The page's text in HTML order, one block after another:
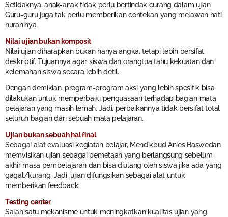
Setidaknya, anak-anak tidak perlu bertindak curang dalam ujian.
Guru-guru juga tak perlu memberikan contekan yang melawan hati
nuraninya.
Nilai ujian bukan komposit
Nilai ujian diharapkan bukan hanya angka, tetapi lebih bersifat
deskriptif. Tujuannya agar siswa dan orangtua tahu kekuatan dan
kelemahan siswa secara lebih detil.
Dengan demikian, program-program aksi yang lebih spesifik bisa
dilakukan untuk memperbaiki penguasaan terhadap bagian mata
pelajaran yang masih lemah. Jadi, perbaikannya tidak bersifat total
seluruh bagian dari sebuah mata pelajaran.
Ujian bukan sebuah hal final
Sebagai alat evaluasi kegiatan belajar, Mendikbud Anies Baswedan
memvisikan ujian sebagai pemetaan yang berlangsung sebelum
akhir masa pembelajaran dan bisa diulang oleh siswa jika ada yang
gagal/kurang. Jadi, ujian difungsikan sebagai alat untuk
memberikan feedback.
Testing center
Salah satu mekanisme untuk meningkatkan kualitas ujian yang